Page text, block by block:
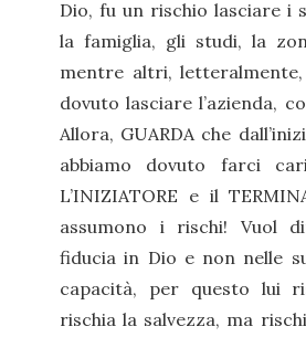
Dio, fu un rischio lasciare i
la famiglia, gli studi, la
mentre altri,
dovuto lasciare l’azienda,
Allora, GUARDA che
abbiamo dovuto farci
L’INIZIATORE e il
assumono i rischi! Vuol
fiducia in Dio e non nelle
capacità, per questo lui
rischia la salvezza, ma